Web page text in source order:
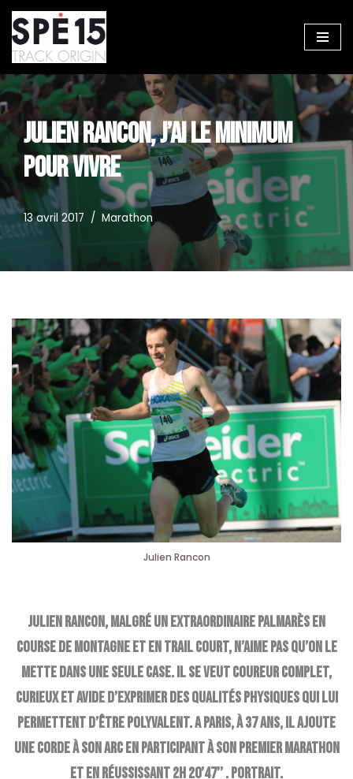
Aller
au
contenu
JULIEN RANCON, J’AI LE MINIMUM
POUR VIVRE
13 avril 2017 Marathon
Julien Rancon
Julien Rancon, malgré un extraordinaire palmarès en
course de montagne et en trail court, n’aime pas qu’on le
mette dans une seule case. Il se veut coureur complet,
curieux et avide d’exprimer des qualités physiques qui lui
permettent d’être polyvalent. A Paris, à 37 ans, il ajoute
une corde à son arc en participant à son premier marathon
et en réussissant 2h 20’47’’ . Portrait.